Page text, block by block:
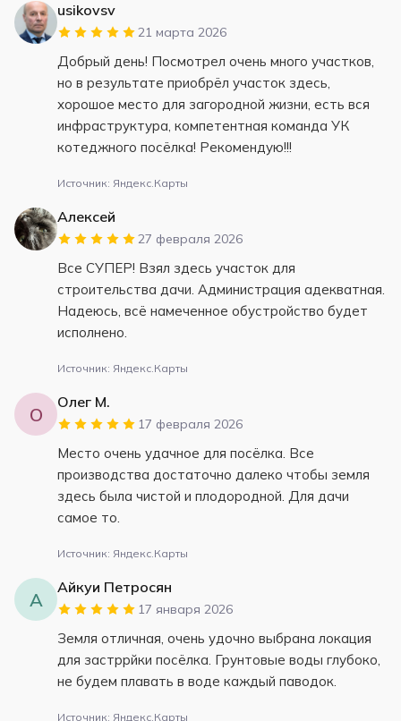
usikovsv
21 марта 2026
Добрый день! Посмотрел очень много участков,
но в результате приобрёл участок здесь,
хорошое место для загородной жизни, есть вся
инфраструктура, компетентная команда УК
котеджного посёлка! Рекомендую!!!
Источник: Яндекс.Карты
Алексей
27 февраля 2026
Все СУПЕР! Взял здесь участок для
строительства дачи. Администрация адекватная.
Надеюсь, всё намеченное обустройство будет
исполнено.
Источник: Яндекс.Карты
О
Олег М.
17 февраля 2026
Место очень удачное для посёлка. Все
производства достаточно далеко чтобы земля
здесь была чистой и плодородной. Для дачи
самое то.
Источник: Яндекс.Карты
А
Айкуи Петросян
17 января 2026
Земля отличная, очень удочно выбрана локация
для застррйки посёлка. Грунтовые воды глубоко,
не будем плавать в воде каждый паводок.
Источник: Яндекс.Карты